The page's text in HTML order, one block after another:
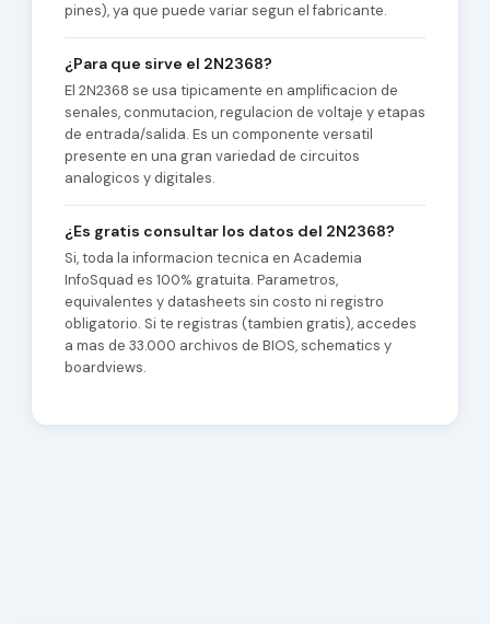
pines), ya que puede variar segun el fabricante.
¿Para que sirve el 2N2368?
El 2N2368 se usa tipicamente en amplificacion de
senales, conmutacion, regulacion de voltaje y etapas
de entrada/salida. Es un componente versatil
presente en una gran variedad de circuitos
analogicos y digitales.
¿Es gratis consultar los datos del 2N2368?
Si, toda la informacion tecnica en Academia
InfoSquad es 100% gratuita. Parametros,
equivalentes y datasheets sin costo ni registro
obligatorio. Si te registras (tambien gratis), accedes
a mas de 33.000 archivos de BIOS, schematics y
boardviews.